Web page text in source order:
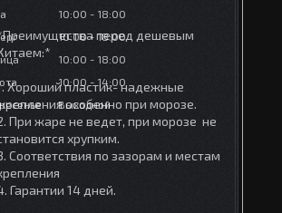
перед дешевым
Хороший пластик- надежные
особенно при морозе.
При жаре не ведет, при морозе не
хрупким.
Соответствия по зазорам и местам
Гарантии 14 дней.
10:00
18:00
10:00
18:00
10:00
18:00
10:00
14:00
Выходной